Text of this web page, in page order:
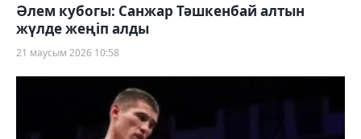
Әлем кубогы: Санжар Тәшкенбай алтын
жүлде жеңіп алды
21 маусым 2026 10:58